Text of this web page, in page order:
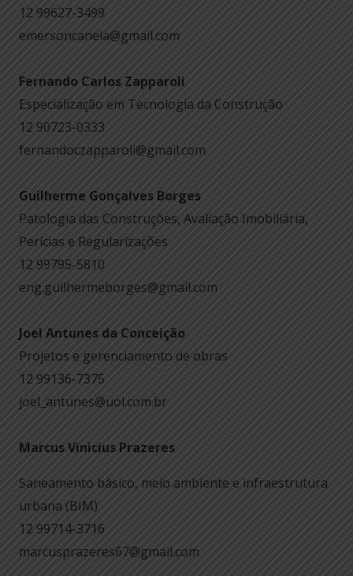
12 99627-3499
emersoncanela@gmail.com
Fernando Carlos Zapparoli
Especialização em Tecnologia da Construção
12 90723-0333
fernandoczapparoli@gmail.com
Guilherme Gonçalves Borges
Patologia das Construções, Avaliação Imobiliária,
Perícias e Regularizações
12 99795-5810
eng.guilhermeborges@gmail.com
Joel Antunes da Conceição
Projetos e gerenciamento de obras
12 99136-7375
joel_antunes@uol.com.br
Marcus Vinicius Prazeres
Saneamento básico, meio ambiente e infraestrutura
urbana (BIM)
12 99714-3716
marcusprazeres67@gmail.com